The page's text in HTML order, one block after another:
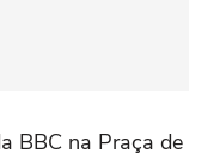
BBC na Praça de